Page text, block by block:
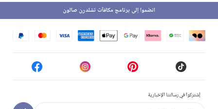
إشتركوا في رسالتنا الإخبارية
انضموا إلى برنامج مكافآت تشلدرن صالون